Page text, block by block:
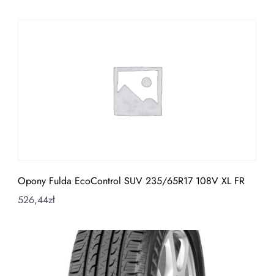
Opony Fulda EcoControl SUV 235/65R17 108V XL FR
526,44zł